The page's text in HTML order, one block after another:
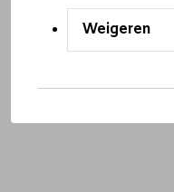
Weigeren